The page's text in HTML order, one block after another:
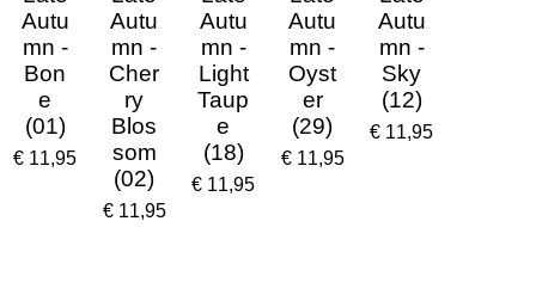
Autu
mn -
Bon
e
(01)
€ 11,95
Autu
mn -
Cher
ry
Blos
som
(02)
€ 11,95
Autu
mn -
Light
Taup
e
(18)
€ 11,95
Autu
mn -
Oyst
er
(29)
€ 11,95
Autu
mn -
Sky
(12)
€ 11,95